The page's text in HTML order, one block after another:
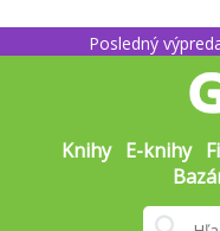
Posledný
Knihy E-knihy